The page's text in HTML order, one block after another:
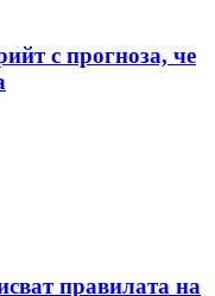
с прогноза, че
правилата на